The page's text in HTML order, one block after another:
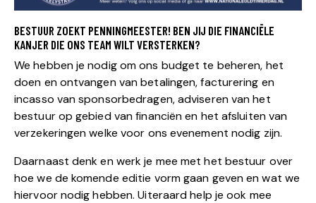
BESTUUR ZOEKT PENNINGMEESTER! BEN JIJ DIE FINANCIËLE
KANJER DIE ONS TEAM WILT VERSTERKEN?
We hebben je nodig om ons budget te beheren, het
doen en ontvangen van betalingen, facturering en
incasso van sponsorbedragen, adviseren van het
bestuur op gebied van financiën en het afsluiten van
verzekeringen welke voor ons evenement nodig zijn.
Daarnaast denk en werk je mee met het bestuur over
hoe we de komende editie vorm gaan geven en wat we
hiervoor nodig hebben. Uiteraard help je ook mee